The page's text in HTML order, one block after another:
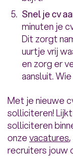
Snel je cv
minuten je
Dit zorgt
uurtje vrij
en zorg er
aansluit.
Met je nieuwe
solliciteren!
solliciteren
onzevacatures
recruiters jouw